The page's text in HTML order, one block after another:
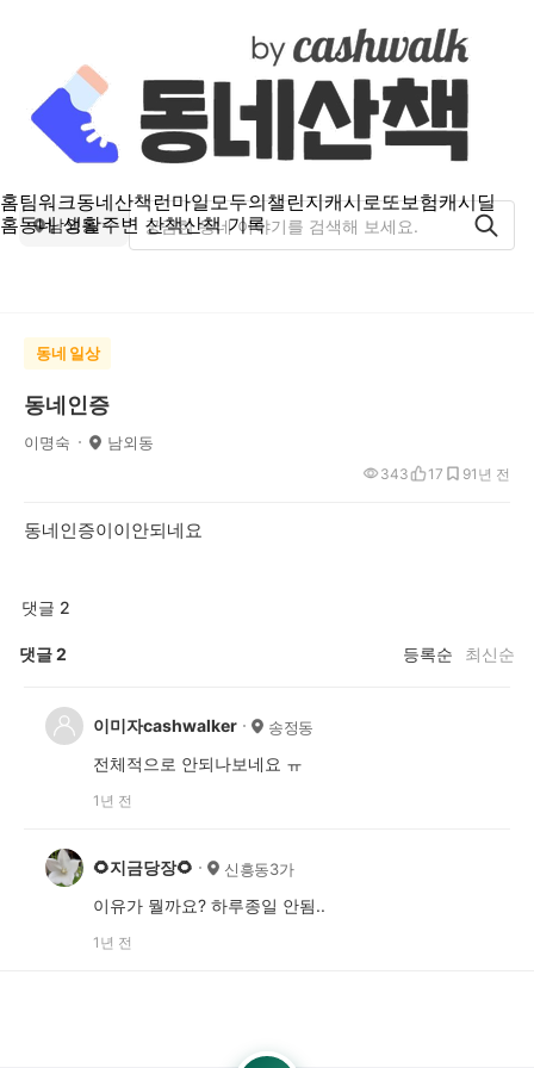
홈팀워크동네산책런마일모두의챌린지캐시로또보험캐시딜
홈동네 생활주변 산책산책 기록
남외동
동네 일상
동네인증
이명숙 남외동
1년 전
343 17 9
동네인증이이안되네요
댓글 2
댓글2 등록순 최신순
이미자cashwalker 송정동
전체적으로 안되나보네요 ㅠ
1년 전
🌻지금당장🌻 신흥동3가
이유가 뭘까요? 하루종일 안됨..
1년 전